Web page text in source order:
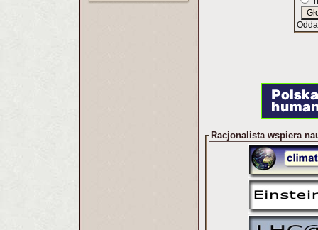
Racjonalista wspiera